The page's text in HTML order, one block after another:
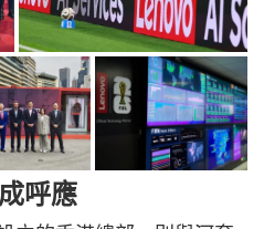
呼應